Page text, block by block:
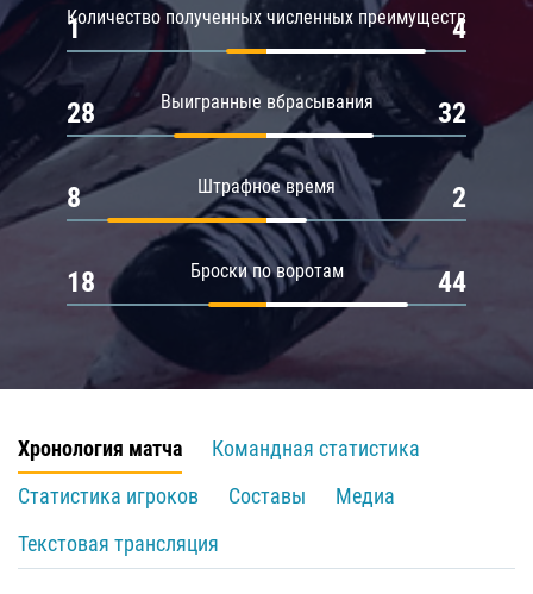
Количество полученных численных преимуществ
1 4
Выигранные вбрасывания
28 32
Штрафное время
8 2
Броски по воротам
18 44
Хронология матча
Командная статистика
Статистика игроков
Составы
Медиа
Текстовая трансляция